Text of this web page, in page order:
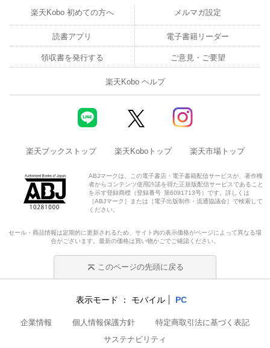
楽天Kobo 初めての方へ メルマガ設定
読書アプリ 電子書籍リーダー
領収書を発行する ご意見・ご要望
楽天Kobo ヘルプ
楽天ブックストップ 楽天Koboトップ 楽天市場トップ
ABJマークは、この電子書店・電子書籍配信サービスが、著作権
者からコンテンツ使用許諾を得た正規版配信サービスであること
を示す登録商標（登録番号 第6091713号）です。詳しくは
［ABJマーク］または［電子出版制作・流通協議会］で検索して
ください。
セール・商品情報は定期的に更新されるため、サイト内の表示価格がページによって異なる場
合がございます。最新の価格は買い物かごでご確認ください。
このページの先頭に戻る
表示モード モバイル PC
企業情報 個人情報保護方針
特定商取引法に基づく表記
サステナビリティ